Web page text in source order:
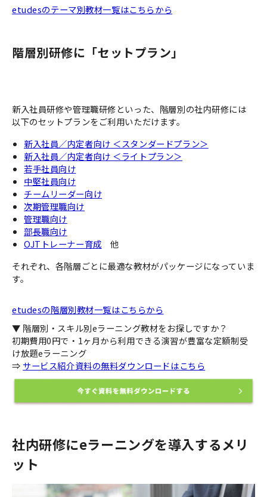
etudesのテーマ別教材一覧はこちらから
階層別研修に「セットプラン」
新入社員研修や管理職研修といった、階層別の社内研修には
以下のセットプランをご利用いただけます。
新入社員／内定者向け ＜スタンダードプラン＞
新入社員／内定者向け ＜ライトプラン＞
若手社員向け
中堅社員向け
チームリーダー向け
次期管理職向け
管理職向け
部長職向け
OJTトレーナー育成 他
それぞれ、各階層ごとに最適な教材がパッケージになっていま
す。
etudesの階層別教材一覧はこちらから
▼ 階層別・スキル別eラーニング教材をお探しですか？
初期費用0円で・1ヶ月から利用できる演習が豊富な定額制受
け放題eラーニング
⇒ サービス紹介資料の無料ダウンロードはこちら
社内研修にeラーニングを導入するメリ
ット